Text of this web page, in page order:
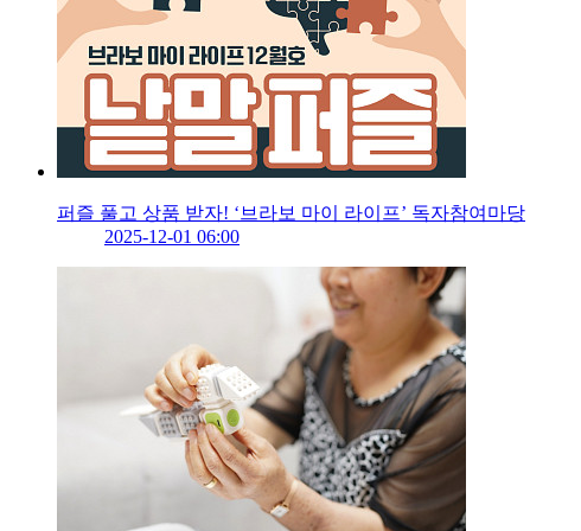
퍼즐 풀고 상품 받자! ‘브라보 마이 라이프’ 독자참여마당
2025-12-01 06:00